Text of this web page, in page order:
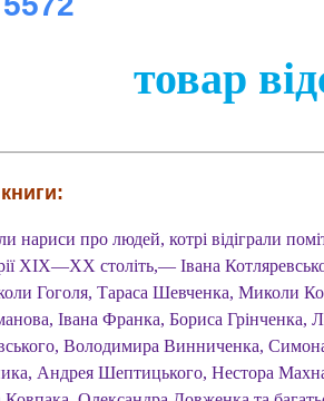
товар
нариси про людей, котрі відіграли
XIX—XX століть,— Івана
Гоголя, Тараса Шевченка, Миколи
Івана Франка, Бориса Грінченка,
Володимира Винниченка,
Андрея Шептицького, Нестора